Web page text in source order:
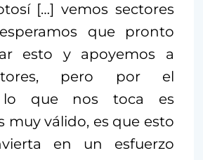
[…] vemos sectores
que pronto
esto y apoyemos a
pero por el
lo que nos toca es
muy válido, es que esto
en un esfuerzo